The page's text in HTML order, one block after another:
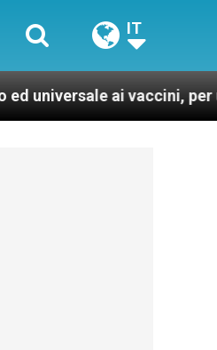
IT
ai vaccini, per un